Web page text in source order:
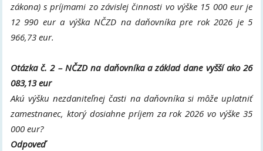
zákona) s príjmami zo závislej činnosti vo výške 15 000 eur je
12 990 eur a výška NČZD na daňovníka pre rok 2026 je 5
966,73 eur.
Otázka č. 2 – NČZD na daňovníka a základ dane vyšší ako 26
083,13eur
Akú výšku nezdaniteľnej časti na daňovníka si môže uplatniť
zamestnanec, ktorý dosiahne príjem za rok 2026 vo výške 35
000 eur?
Odpoveď